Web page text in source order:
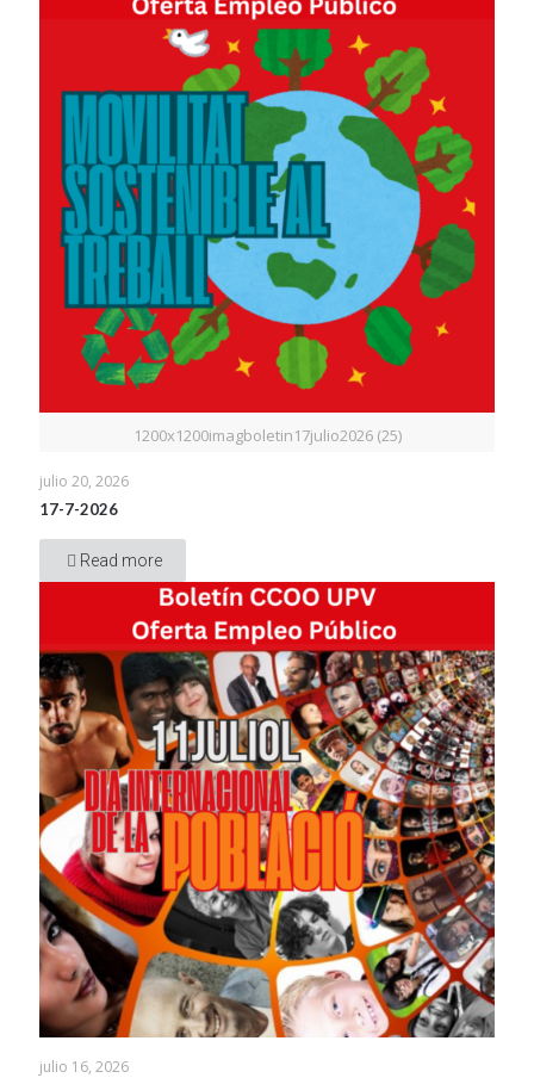
1200x1200imagboletin17julio2026 (25)
julio 20, 2026
17-7-2026
Read more
julio 16, 2026